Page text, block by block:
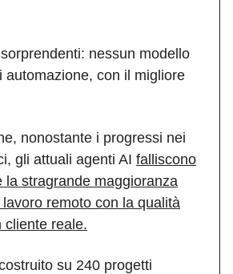
nessun modello
automazione, con il migliore
nonostante i progressi nei
gli attuali agenti AI falliscono
la stragrande maggioranza
remoto con la qualità
cliente reale.
su 240 progetti